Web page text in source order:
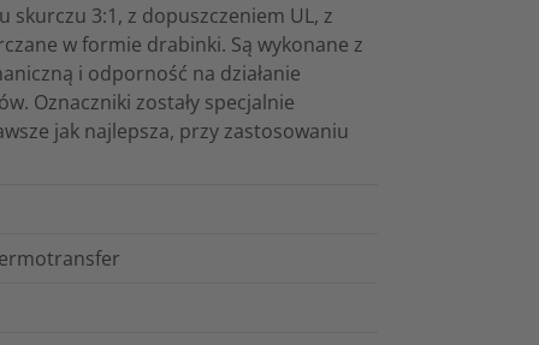
3:1, z dopuszczeniem UL, z
w formie drabinki. Są wykonane z
i odporność na działanie
Oznaczniki zostały specjalnie
jak najlepsza, przy zastosowaniu